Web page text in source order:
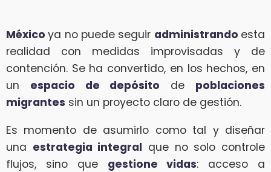
Méxicoya no puede seguir administrando esta
realidad con medidas improvisadas y de
contención. Se ha convertido, en los hechos, en
un espacio de depósito de poblaciones
migrantes sin un proyecto claro de gestión.
Es momento de asumirlo como tal y diseñar
una estrategia integral que no solo controle
flujos, sino que gestione vidas: acceso a